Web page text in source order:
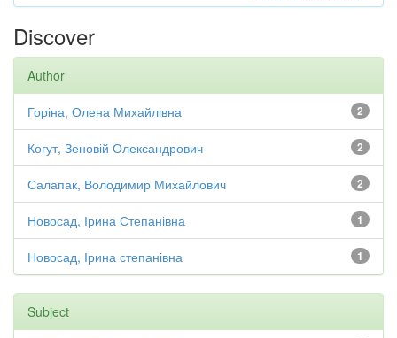
Discover
Author
2
Горіна, Олена Михайлівна
2
Когут, Зеновій Олександрович
2
Салапак, Володимир Михайлович
1
Новосад, Ірина Степанівна
1
Новосад, Ірина степанівна
Subject